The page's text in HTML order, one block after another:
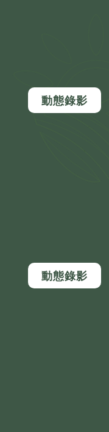
動態錄影
動態錄影